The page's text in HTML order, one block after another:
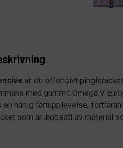
är ett offensivt
med gummit Omega V
en härlig fartupplevelse,
som är ihopsatt av material